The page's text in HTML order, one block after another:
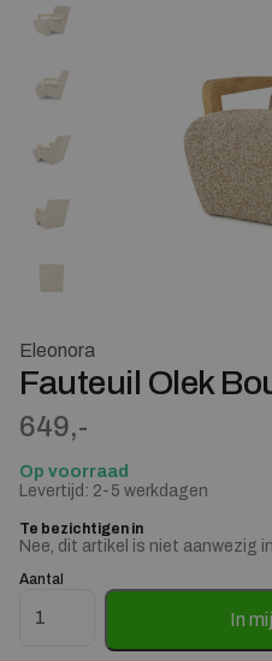
Eleonora
Fauteuil Olek
649,-
Op voorraad
Levertijd: 2-5 werkdagen
Te bezichtigen in
Nee, dit artikel is niet aanwezig
Aantal
Fauteuil Olek Bouclé - Taupe
In